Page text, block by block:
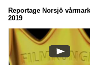
Reportage Norsjö
2019